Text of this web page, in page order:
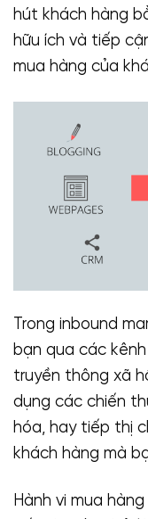
hút khách hàng
hữu ích và tiếp
mua hàng của
Trong inbound
bạn qua các
truyền thông xã
dụng các chiến
hóa, hay tiếp thị
khách hàng mà
Hành vi mua